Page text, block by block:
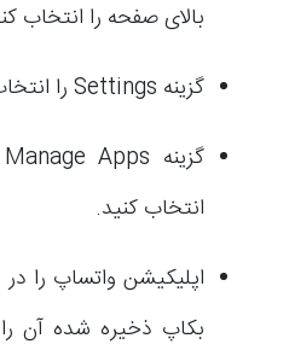
بالای صفحه را انتخاب
گزینه Settings را انتخاب کنید.
انتخاب کنید.
اپلیکیشن واتساپ را